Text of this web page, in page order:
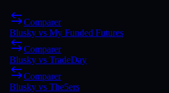
Comparer
Blusky vs My Funded Futures
Comparer
Blusky vs TradeDay
Comparer
Blusky vs The5ers